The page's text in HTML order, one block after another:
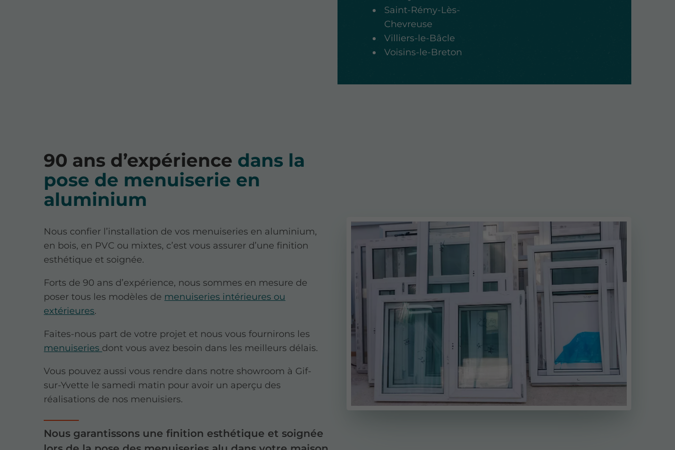
Saint-Rémy-Lès-
Chevreuse
Villiers-le-Bâcle
Voisins-le-Breton
90 ans d’expérience dans la
pose de menuiserie en
aluminium
Nous confier l’installation de vos menuiseries en aluminium,
en bois, en PVC ou mixtes, c’est vous assurer d’une finition
esthétique et soignée.
Forts de 90 ans d’expérience, nous sommes en mesure de
poser tous les modèles de menuiseries intérieures ou
extérieures.
Faites-nous part de votre projet et nous vous fournirons les
menuiseries dont vous avez besoin dans les meilleurs délais.
Vous pouvez aussi vous rendre dans notre showroom à Gif-
sur-Yvette le samedi matin pour avoir un aperçu des
réalisations de nos menuisiers.
Nous garantissons une finition esthétique et soignée